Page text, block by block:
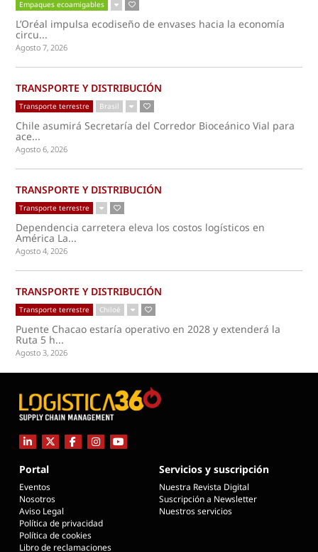
Empaques ecoamigables
L’Oréal impulsa ecodiseño de envases hacia la economía
circu...
Agosto 7, 2026
TRANSPORTE Y DISTRIBUCIÓN
Transporte terrestre Brasil
Chile asumirá Secretaría del Corredor Bioceánico Vial para
ace...
Agosto 6, 2026
TRANSPORTE Y DISTRIBUCIÓN
Transporte terrestre
Dependencia carretera eleva los costos logísticos en
América La...
Agosto 4, 2026
TRANSPORTE Y DISTRIBUCIÓN
Transporte terrestre Chiloé
Puente Chacao estaría operativo en 2028 y extenderá la
Ruta 5 h...
Agosto 3, 2026
Portal
Eventos
Nosotros
Aviso Legal
Política de privacidad
Política de cookies
Libro de reclamaciones
Servicios y suscripción
Nuestra Revista Digital
Suscripción a Newsletter
Nuestros servicios